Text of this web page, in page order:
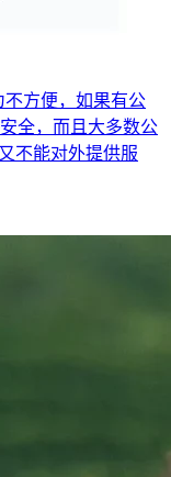
方便，如果有公
全，而且大多数公
不能对外提供服